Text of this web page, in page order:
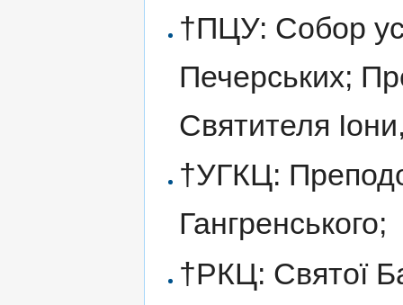
†ПЦУ: Собор
Печерських;
Святителя
†УГКЦ:
Гангренського;
†РКЦ: Святої